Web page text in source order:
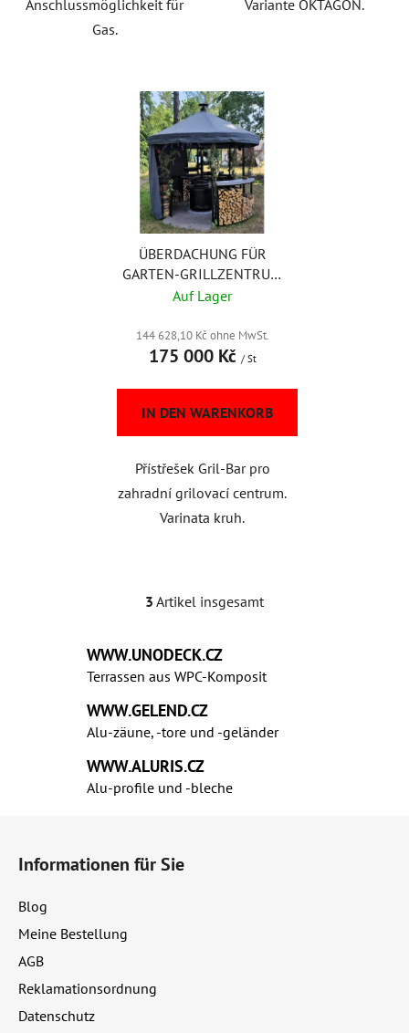
Anschlussmöglichkeit für
Gas.
Variante OKTAGON.
ÜBERDACHUNG FÜR
GARTEN-GRILLZENTRUM
– RUND
Auf Lager
144 628,10 Kč ohne MwSt.
175 000 Kč / St
IN DEN WARENKORB
Přístřešek Gril-Bar pro
zahradní grilovací centrum.
Varinata kruh.
S
e
u
r
e
e
m
3 Artikel insgesamt
WWW.UNODECK.CZ
Terrassen aus WPC‑Komposit
WWW.GELEND.CZ
Alu-zäune, -tore und -geländer
WWW.ALURIS.CZ
Alu-profile und ‑bleche
Informationen für Sie
Blog
Meine Bestellung
AGB
Reklamationsordnung
Datenschutz